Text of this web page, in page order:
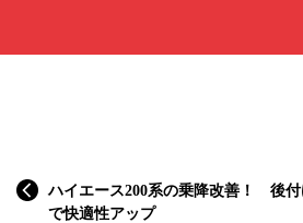
ハイエース200系の乗降改善！ 後
で快適性アップ